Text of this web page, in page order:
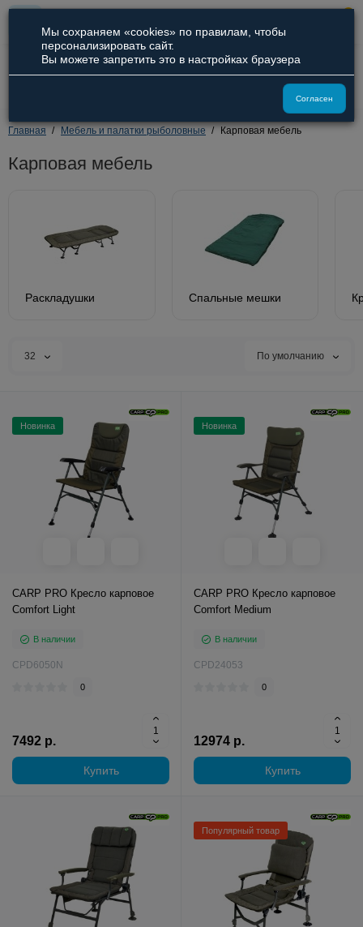
8 (800) 551-09-94
8 (929) 836-66-51
Главная Мебель и палатки рыболовные Карповая мебель
Карповая мебель
Раскладушки Спальные мешки
32 По умолчанию
Новинка
CARP PRO Кресло карповое
Comfort Light
В наличии
CPD6050N
0
7492 р.
Купить
Новинка
CARP PRO Кресло карповое
Comfort Medium
В наличии
CPD24053
0
12974 р.
Купить
Популярный товар
Мы сохраняем «cookies» по правилам, чтобы
персонализировать сайт.
Вы можете запретить это в настройках браузера
Согласен